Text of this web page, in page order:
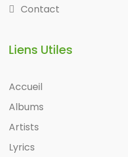
Contact
Liens Utiles
Accueil
Albums
Artists
Lyrics